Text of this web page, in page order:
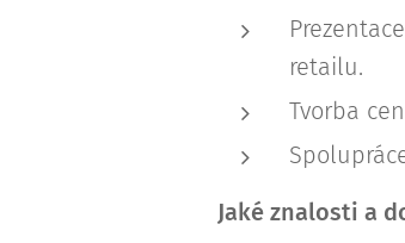
retailu.
Tvorba
Jaké znalosti a